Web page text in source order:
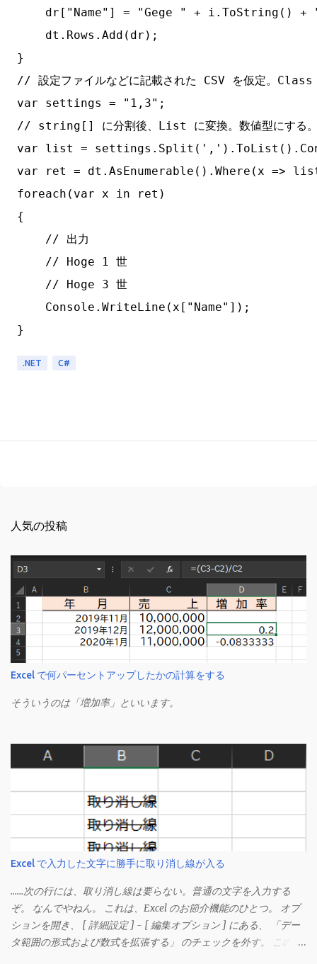
dr["Name"] = "Gege " + i.ToString() +
    dt.Rows.Add(dr);
}
// 設定ファイルなどに記載された CSV を仮定。
var settings = "1,3";
// string[] に分割後、List
に変換。数値型にする
var list =
var ret = dt.AsEnumerable().Where(x =>
foreach(var x in ret)
{
    // 出力
    // Hoge 1 世
    // Hoge 3 世
    Console.WriteLine(x["Name"]);
.NET C#
人気の投稿
Excel で何パーセントアップしたかの計算をする
そういうのは「増加率」といいます。
Excel で入力した文字に勝手に取り消し線が入る
……次の行には、取り消し線は要らない。普通の文字を入力する
ぞ。 なんでやねん。 これは、Excel のお節介機能のひとつ。 オプ
ションを開き、 [ 詳細設定 ] - [ 編集オプション ] にある、 「デー
タ範囲の形式および数式を拡張する」 のチェックを外す。 この機